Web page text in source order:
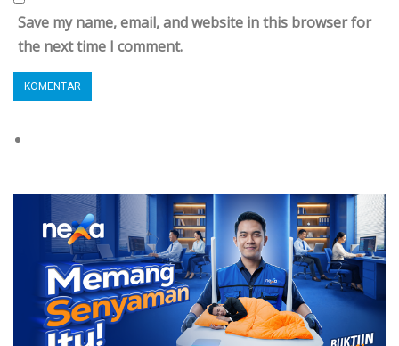
Save my name, email, and website in this browser for
the next time I comment.